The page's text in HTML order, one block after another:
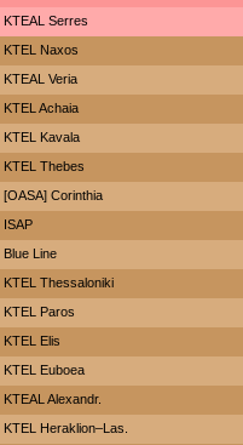
KTEAL Serres
KTEL Naxos
KTEAL Veria
KTEL Achaia
KTEL Kavala
KTEL Thebes
[OASA] Corinthia
ISAP
Blue Line
KTEL Thessaloniki
KTEL Paros
KTEL Elis
ΚΤΕL Euboea
KTEAL Alexandr.
KTEL Heraklion–Las.